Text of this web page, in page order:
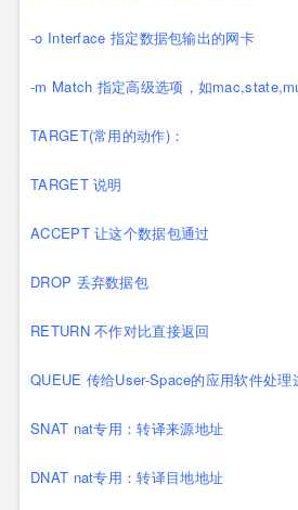
-o Interface 指定数据包输出的网卡
-m Match 指定高级选项，如
TARGET(常用的动作)：
TARGET 说明
ACCEPT 让这个数据包通过
DROP 丢弃数据包
RETURN 不作对比直接返回
QUEUE 传给User-Space的应用软件处理
SNAT nat专用：转译来源地址
DNAT nat专用：转译目地地址